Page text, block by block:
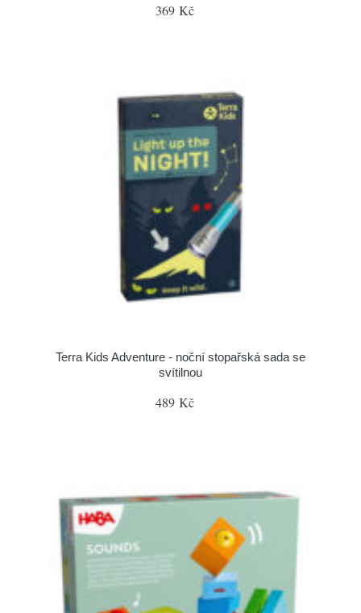
369 Kč
Terra Kids Adventure - noční stopařská sada se
svítilnou
489 Kč